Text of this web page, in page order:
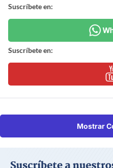
Suscríbete en:
Suscríbete en:
Mostrar